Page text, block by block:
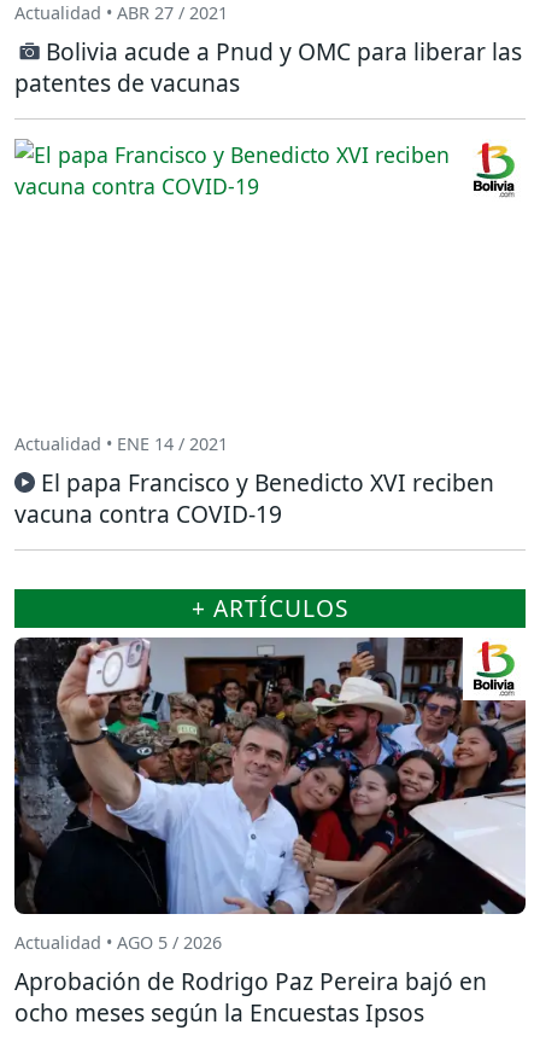
Actualidad • ABR 27 / 2021
Bolivia acude a Pnud y OMC para liberar las
patentes de vacunas
Actualidad • ENE 14 / 2021
El papa Francisco y Benedicto XVI reciben
vacuna contra COVID-19
+ ARTÍCULOS
Actualidad • AGO 5 / 2026
Aprobación de Rodrigo Paz Pereira bajó en
ocho meses según la Encuestas Ipsos